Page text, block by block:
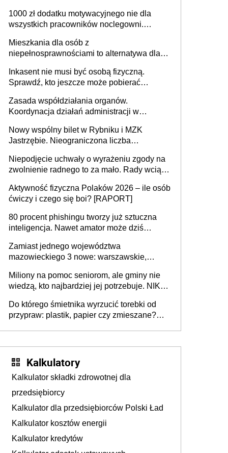
może objąć cały kraj
1000 zł dodatku motywacyjnego nie dla
wszystkich pracowników noclegowni.
Mieszkania dla osób z
niepełnosprawnościami to alternatywa dla
samodzielnie lub z rodziną
Inkasent nie musi być osobą fizyczną.
Sprawdź, kto jeszcze może pobierać
Zasada współdziałania organów.
Koordynacja działań administracji w
Nowy wspólny bilet w Rybniku i MZK
Jastrzębie. Nieograniczona liczba
Niepodjęcie uchwały o wyrażeniu zgody na
zwolnienie radnego to za mało. Rady wciąż
rozstrzygać sprawy
Aktywność fizyczna Polaków 2026 – ile osób
ćwiczy i czego się boi? [RAPORT]
80 procent phishingu tworzy już sztuczna
inteligencja. Nawet amator może dziś
Zamiast jednego województwa
mazowieckiego 3 nowe: warszawskie,
Europie nie ma tak dużych jednostek
stołecznych
Miliony na pomoc seniorom, ale gminy nie
wiedzą, kto najbardziej jej potrzebuje. NIK
Do którego śmietnika wyrzucić torebki od
przypraw: plastik, papier czy zmieszane?
Kalkulatory
Kalkulator składki zdrowotnej dla
przedsiębiorcy
Kalkulator dla przedsiębiorców Polski Ład
Kalkulator kosztów energii
Kalkulator kredytów